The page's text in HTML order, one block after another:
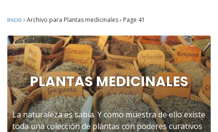
Inicio › Archivo para Plantas medicinales› Page 41
PLANTAS MEDICINALES
La naturaleza es sabia. Y como muestra de ello existe
toda una colección de plantas con poderes curativos